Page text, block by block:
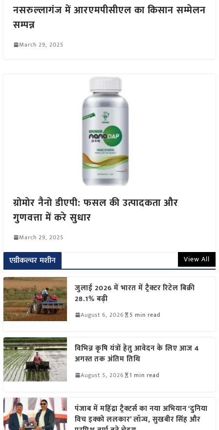
नसरुल्लागंज में आरएमपीसीएल का किसान सम्मेलन
सम्पन्न
March 29, 2025
ग्रोमोर नैनो डीएपी: फसल की उत्पादकता और
गुणवत्ता में करे सुधार
March 29, 2025
एग्रीकल्चर मशीन View All
जुलाई 2026 में भारत में ट्रैक्टर रिटेल बिक्री
28.1% बढ़ी
August 6, 2026 5 min read
विभिन्न कृषि यंत्रों हेतु आवेदन के लिए आज 4
अगस्त तक अंतिम तिथि
August 5, 2026 1 min read
पंजाब में महिंद्रा ट्रैक्टर्स का नया अभियान ‘दुनिया
विच इक्को ललकार’ लॉन्च, सुखबीर सिंह और